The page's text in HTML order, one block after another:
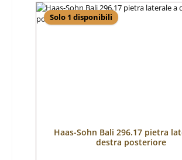
Solo 1 disponibili
Haas-Sohn Bali 296.17 pietra
destra posteriore